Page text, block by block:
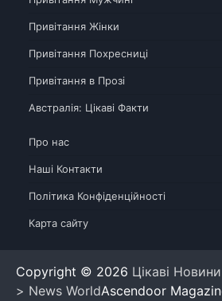
Привітання Жінки
Привітання Похресниці
Привітання в Прозі
Австралія: Цікаві Факти
Про нас
Наші Контакти
Політика Конфіденційності
Карта сайту
Copyright © 2026 Цікаві
> News WorldAscendoor